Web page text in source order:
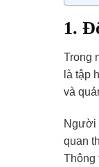
1.
Trong
là tập
và
Người
quan
Thông